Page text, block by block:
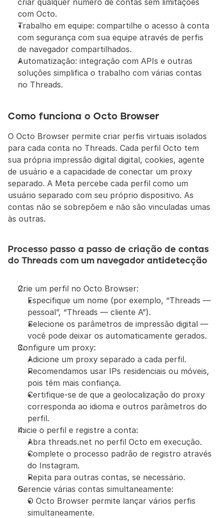
criar qualquer número de contas sem limitações
com Octo.
Trabalho em equipe: compartilhe o acesso à conta
com segurança com sua equipe através de perfis
de navegador compartilhados.
Automatização: integração com APIs e outras
soluções simplifica o trabalho com várias contas
no Threads.
Como funciona o Octo Browser
O Octo Browser permite criar perfis virtuais isolados
para cada conta no Threads. Cada perfil Octo tem
sua própria impressão digital digital, cookies, agente
de usuário e a capacidade de conectar um proxy
separado. A Meta percebe cada perfil como um
usuário separado com seu próprio dispositivo. As
contas não se sobrepõem e não são vinculadas umas
às outras.
Processo passo a passo de criação de contas
do Threads com um navegador antidetecção
Crie um perfil no Octo Browser:
Especifique um nome (por exemplo, “Threads —
pessoal”, “Threads — cliente A”).
Selecione os parâmetros de impressão digital —
você pode deixar os automaticamente gerados.
Configure um proxy:
Adicione um proxy separado a cada perfil.
Recomendamos usar IPs residenciais ou móveis,
pois têm mais confiança.
Certifique-se de que a geolocalização do proxy
corresponda ao idioma e outros parâmetros do
perfil.
Inicie o perfil e registre a conta:
Abra threads.net no perfil Octo em execução.
Complete o processo padrão de registro através
do Instagram.
Repita para outras contas, se necessário.
Gerencie várias contas simultaneamente:
O Octo Browser permite lançar vários perfis
simultaneamente.